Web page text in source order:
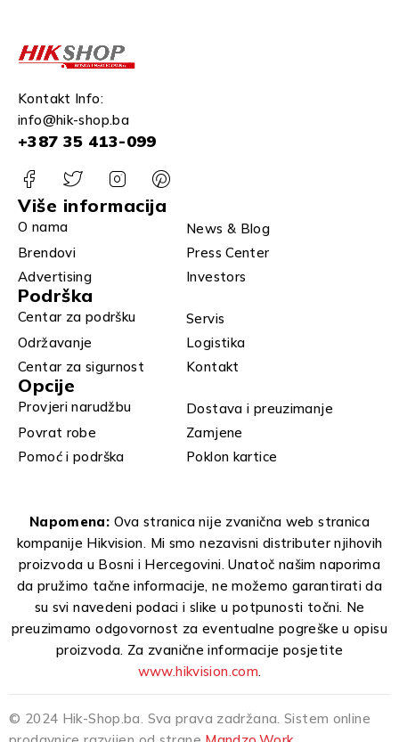
Kontakt Info:
info@hik-shop.ba
+387 35 413-099
Više informacija
O nama
News & Blog
Brendovi
Press Center
Advertising
Investors
Podrška
Centar za podršku
Servis
Održavanje
Logistika
Centar za sigurnost
Kontakt
Opcije
Provjeri narudžbu
Dostava i preuzimanje
Povrat robe
Zamjene
Pomoć i podrška
Poklon kartice
Napomena: Ova stranica nije zvanična web stranica
kompanije Hikvision. Mi smo nezavisni distributer njihovih
proizvoda u Bosni i Hercegovini. Unatoč našim naporima
da pružimo tačne informacije, ne možemo garantirati da
su svi navedeni podaci i slike u potpunosti točni. Ne
preuzimamo odgovornost za eventualne pogreške u opisu
proizvoda. Za zvanične informacije posjetite
www.hikvision.com.
© 2024 Hik-Shop.ba. Sva prava zadržana. Sistem online